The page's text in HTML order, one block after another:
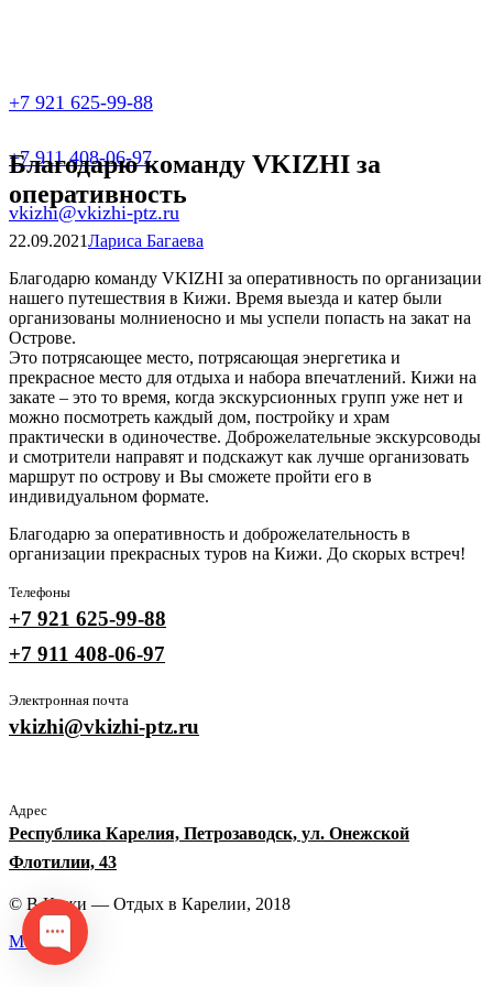
+7 921 625-99-88
+7 911 408-06-97
vkizhi@vkizhi-ptz.ru
Благодарю команду VKIZHI за
оперативность
22.09.2021Лариса Багаева
Благодарю команду VKIZHI за оперативность по организации
нашего путешествия в Кижи. Время выезда и катер были
организованы молниеносно и мы успели попасть на закат на
Острове.
Это потрясающее место, потрясающая энергетика и
прекрасное место для отдыха и набора впечатлений. Кижи на
закате – это то время, когда экскурсионных групп уже нет и
можно посмотреть каждый дом, постройку и храм
практически в одиночестве. Доброжелательные экскурсоводы
и смотрители направят и подскажут как лучше организовать
маршрут по острову и Вы сможете пройти его в
индивидуальном формате.
Благодарю за оперативность и доброжелательность в
организации прекрасных туров на Кижи. До скорых встреч!
Телефоны
+7 921 625-99-88
+7 911 408-06-97
Электронная почта
vkizhi@vkizhi-ptz.ru
Адрес
Республика Карелия, Петрозаводск, ул. Онежской
Флотилии, 43
© В Кижи — Отдых в Карелии, 2018
Меню